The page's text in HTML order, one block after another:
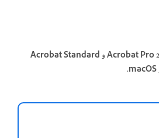
تعرّف على المتطلبات التقنية لـ Acrobat Pro 2020 و Acrobat Standard